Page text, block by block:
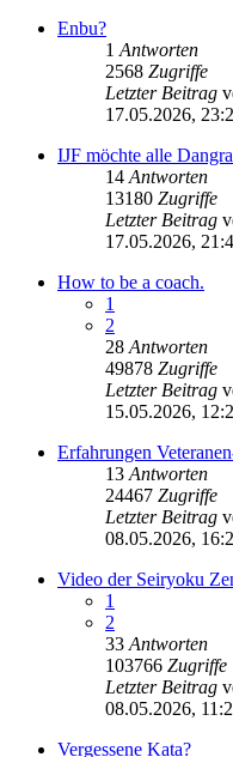
Enbu?
1Antworten
2568 Zugriffe
Letzter Beitrag
17.05.2026,
IJF möchte alle
14Antworten
13180 Zugriffe
Letzter Beitrag
17.05.2026,
How to be a coach.
1
2
28Antworten
49878 Zugriffe
Letzter Beitrag
15.05.2026,
Erfahrungen
13Antworten
24467 Zugriffe
Letzter Beitrag
08.05.2026,
Video der Seiryoku
1
2
33Antworten
103766 Zugriffe
Letzter Beitrag
08.05.2026,
Vergessene Kata?